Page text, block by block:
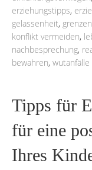
erziehungstipps,
gelassenheit,
konflikt vermeiden,
nachbesprechung,
bewahren, wutanfälle
Tipps für
für eine
Ihres